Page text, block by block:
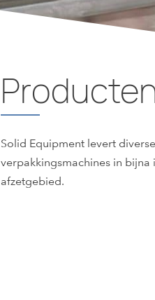
Solid Equipment levert
verpakkingsmachines in bijna
afzetgebied.